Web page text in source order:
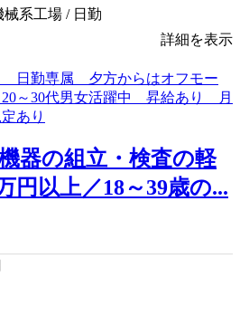
系工場 / 日勤
詳細を表示
器の組立・検査の軽
円以上／18～39歳の...